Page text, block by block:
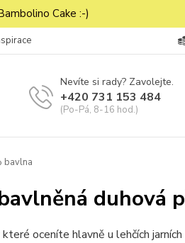
Cake :-)
Nevíte si rady? Zavolejte.
+420 731 153 484
(Po-Pá, 8-16 hod.)
bavlna
duhová
oceníte hlavně u lehčích